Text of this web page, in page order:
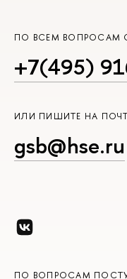
ПО ВСЕМ ВОПРОСАМ
+7(495)
ИЛИ ПИШИТЕ НА
gsb@hse.ru
ПО ВОПРОСАМ